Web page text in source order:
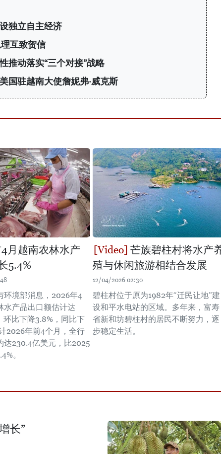
独立自主经济
互致贺信
推动落实“三个对接”战略
国驻越南大使詹妮弗·威克斯
月越南农林水产
5.4%
环境部消息，2026年4
水产品出口额估计达
环比下降3.8%，同比下
2026年前4个月，全行
达230.4亿美元，比2025
。
芒族碧柱村将水产
殖与休闲旅游相结合发展
12/04/2026 02:30
碧柱村位于原为1982年“迁民让地”建
设和平水电站的区域。多年来，富寿
省新和坊碧柱村的居民不断努力，逐
步稳定生活。
长”